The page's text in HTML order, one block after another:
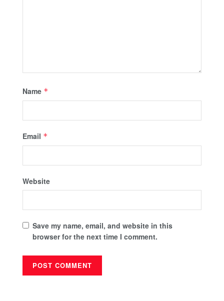
Name *
Email *
Website
Save my name, email, and website in this
browser for the next time I comment.